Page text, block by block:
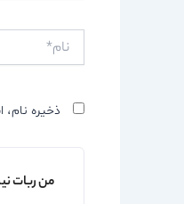
ذخیره
من ربات